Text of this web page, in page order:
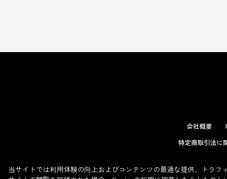
会社概要
特定商取引法に
当サイトでは利用体験の向上およびコンテンツの最適な提供、トラフ